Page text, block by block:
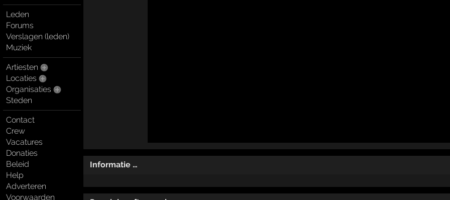
Leden
Forums
Verslagen (leden)
Muziek
Artiesten
Locaties
Organisaties
Steden
Contact
Crew
Vacatures
Donaties
Beleid
Help
Adverteren
Voorwaarden
Informatie …